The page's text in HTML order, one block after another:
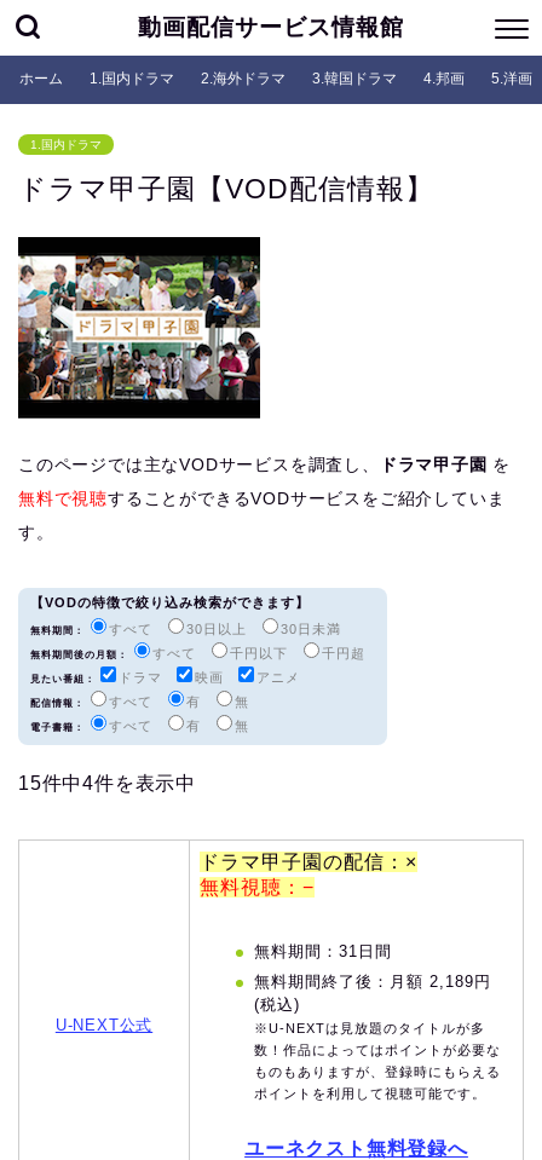
動画配信サービス情報館
ホーム 1.国内ドラマ 2.海外ドラマ 3.韓国ドラマ 4.邦画 5.洋画
1.国内ドラマ
ドラマ甲子園【VOD配信情報】
このページでは主なVODサービスを調査し、 ドラマ甲子園 を
無料で視聴することができるVODサービスをご紹介していま
す。
【VODの特徴で絞り込み検索ができます】
無料期間： すべて 30日以上 30日未満
無料期間後の月額： すべて 千円以下 千円超
見たい番組： ドラマ 映画 アニメ
配信情報： すべて 有 無
電子書籍： すべて 有 無
15件中4件を表示中
U-NEXT公式
ドラマ甲子園の配信：×
無料視聴：−
無料期間：31日間
無料期間終了後：月額 2,189円
(税込)
※U-NEXTは見放題のタイトルが多
数！作品によってはポイントが必要な
ものもありますが、登録時にもらえる
ポイントを利用して視聴可能です。
ユーネクスト無料登録へ